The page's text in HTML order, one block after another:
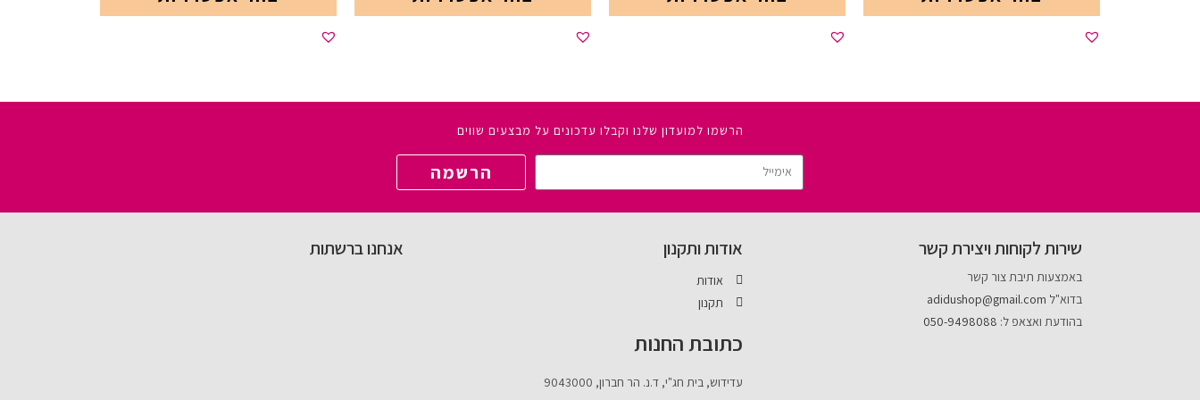
הרשמו למועדון שלנו וקבלו עדכונים על מבצעים שווים
הרשמה
שירות לקוחות ויצירת קשר
באמצעות תיבת צור קשר
בדוא"ל adidushop@gmail.com
בהודעת ואצאפ ל: 050-9498088
אודות ותקנון
אודות
תקנון
כתובת החנות
עדידוש, בית חג"י, ד.נ. הר חברון, 9043000
אנחנו ברשתות